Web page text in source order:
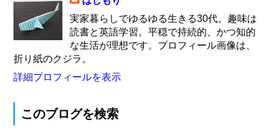
実家暮らしでゆるゆる生きる30代。趣味は
読書と英語学習。平穏で持続的、かつ知的
な生活が理想です。プロフィール画像は、
折り紙のクジラ。
詳細プロフィールを表示
このブログを検索